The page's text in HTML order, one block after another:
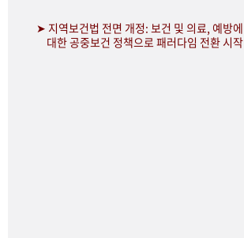
➤ 지역보건법 전면 개정: 보건 및 의료, 예방에
대한 공중보건 정책으로 패러다임 전환 시작